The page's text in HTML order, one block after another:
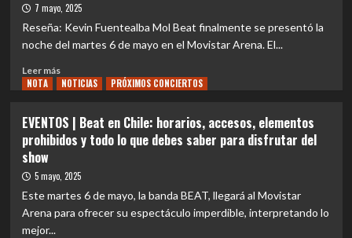
clásicos
de
la
y
King
viernes
13
League
of
Plays
King
Crimson
Fripp
revivirá
clásicos
progresivo
junto
7 mayo, 2025
Reseña: Kevin Fuentealba Mol Beat finalmente se presentó la
noche del martes 6 de mayo en el Movistar Arena. El...
Leer másLeer
más
CONCIERTO
|
en
ante
los
NOTA NOTICIAS PRÓXIMOS CONCIERTOS
EVENTOS | Beat en Chile: horarios, accesos, elementos
prohibidos y todo lo que debes saber para disfrutar del
show
5 mayo, 2025
Este martes 6 de mayo, la banda BEAT, llegará al Movistar
Arena para ofrecer su espectáculo imperdible, interpretando lo
mejor...